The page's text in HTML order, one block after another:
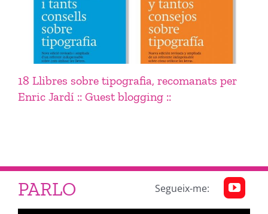
18 Llibres sobre tipografia, recomanats per
Enric Jardí :: Guest blogging ::
PARLO Segueix-me: